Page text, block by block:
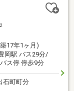
2
17年1ヶ月)
岡駅 バス29分/
ス停 停歩9分
石町町分